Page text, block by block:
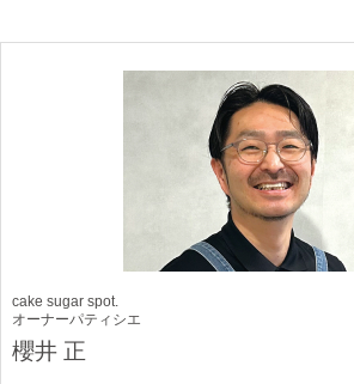
cake sugar spot.
オーナーパティシエ
櫻井 正